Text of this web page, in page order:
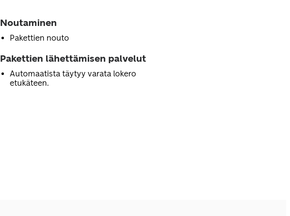
Noutaminen
Pakettien nouto
Pakettien lähettämisen palvelut
Automaatista täytyy varata lokero
etukäteen.